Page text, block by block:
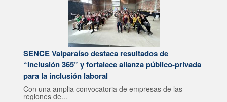
SENCE Valparaíso destaca resultados de
“Inclusión 365” y fortalece alianza público-privada
para la inclusión laboral
Con una amplia convocatoria de empresas de las
regiones de...